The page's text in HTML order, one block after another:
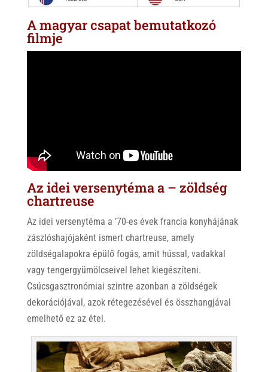
A magyar csapat bemutatkozó
filmje
Az idei versenytéma a – zöldség
chartreuse
Az idei versenytéma a ’70-es évek francia konyhájának
zászlóshajójaként ismert chartreuse, amely
zöldségalapokra épülő fogás, amit hússal, vadakkal
vagy tengergyümölcseivel lehet kiegészíteni.
Csúcsgasztronómiai szintre azonban a zöldségek
dekorációjával, azok rétegezésével és összhangjával
emelhető ez az étel.